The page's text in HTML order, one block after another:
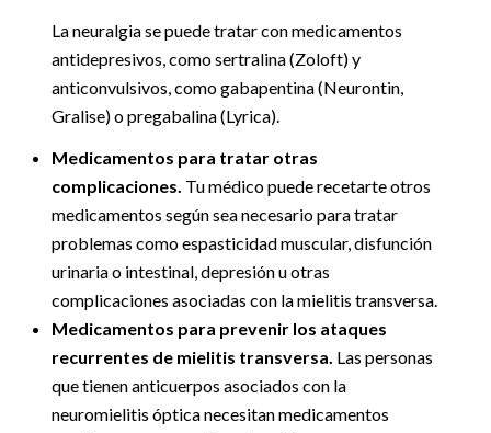
La neuralgia se puede tratar con medicamentos
antidepresivos, como sertralina (Zoloft) y
anticonvulsivos, como gabapentina (Neurontin,
Gralise) o pregabalina (Lyrica).
Medicamentos para tratar otras
complicaciones. Tu médico puede recetarte otros
medicamentos según sea necesario para tratar
problemas como espasticidad muscular, disfunción
urinaria o intestinal, depresión u otras
complicaciones asociadas con la mielitis transversa.
Medicamentos para prevenir los ataques
recurrentes de mielitis transversa. Las personas
que tienen anticuerpos asociados con la
neuromielitis óptica necesitan medicamentos